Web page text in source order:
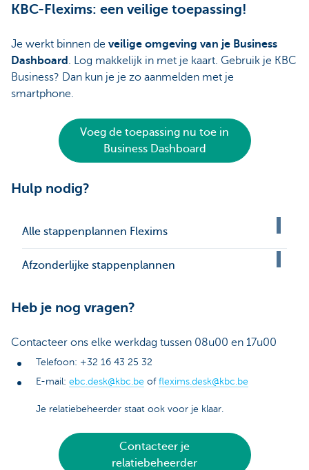
KBC-Flexims: een veilige toepassing!
Je werkt binnen de veilige omgeving van je Business
Dashboard . Log makkelijk in met je kaart. Gebruik je KBC
Business? Dan kun je je zo aanmelden met je
smartphone.
Voeg de toepassing nu toe in
Business Dashboard
Hulp nodig?
Alle stappenplannen Flexims
Afzonderlijke stappenplannen
Heb je nog vragen?
Contacteer ons elke werkdag tussen 08u00 en 17u00
Telefoon: +32 16 43 25 32
E-mail: ebc.desk@kbc.be of flexims.desk@kbc.be
Je relatiebeheerder staat ook voor je klaar.
Contacteer je
relatiebeheerder